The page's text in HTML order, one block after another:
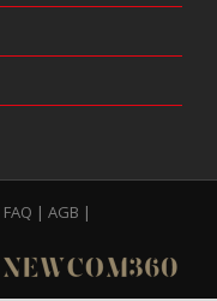
FAQ | AGB |